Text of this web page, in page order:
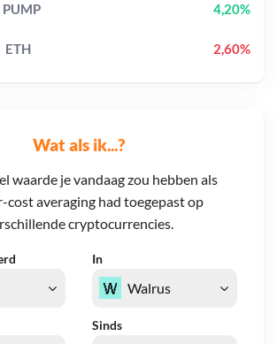
Wat als ik...?
waarde je vandaag zou hebben als
cost averaging had toegepast op
cryptocurrencies.
In
Sinds
PUMP 4,20%
ETH 2,60%